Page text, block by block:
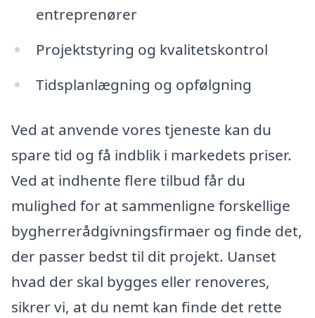
entreprenører
Projektstyring og kvalitetskontrol
Tidsplanlægning og opfølgning
Ved at anvende vores tjeneste kan du
spare tid og få indblik i markedets priser.
Ved at indhente flere tilbud får du
mulighed for at sammenligne forskellige
bygherrerådgivningsfirmaer og finde det,
der passer bedst til dit projekt. Uanset
hvad der skal bygges eller renoveres,
sikrer vi, at du nemt kan finde det rette